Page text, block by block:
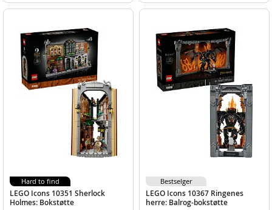
LEGO Icons 10351 Sherlock
Holmes: Bokstøtte
Hard to find
LEGO Icons 10367 Ringenes
herre: Balrog-bokstøtte
Bestselger